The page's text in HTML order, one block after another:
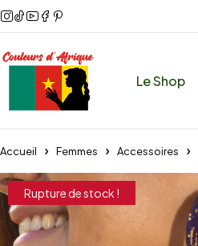
Le Shop
Accueil Femmes Accessoires
Rupture de stock !